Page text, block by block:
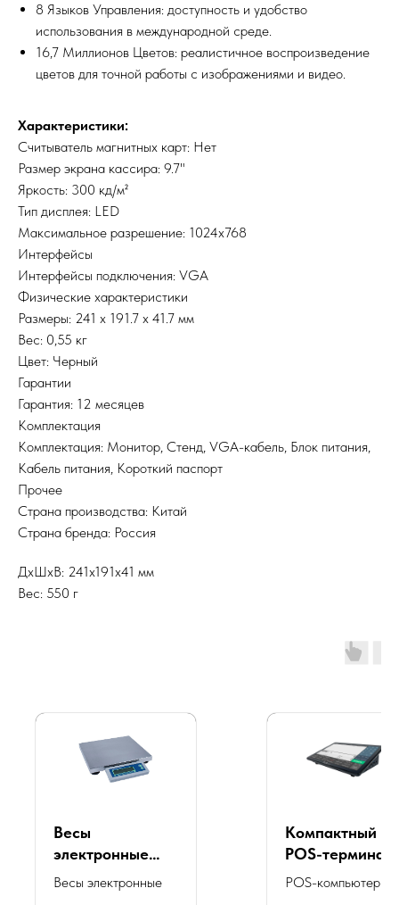
8 Языков Управления: доступность и удобство
использования в международной среде.
16,7 Миллионов Цветов: реалистичное воспроизведение
цветов для точной работы с изображениями и видео.
Характеристики:
Считыватель магнитных карт: Нет
Размер экрана кассира: 9.7"
Яркость: 300 кд/м²
Тип дисплея: LED
Максимальное разрешение: 1024x768
Интерфейсы
Интерфейсы подключения: VGA
Физические характеристики
Размеры: 241 х 191.7 х 41.7 мм
Вес: 0,55 кг
Цвет: Черный
Гарантии
Гарантия: 12 месяцев
Комплектация
Комплектация: Монитор, Стенд, VGA-кабель, Блок питания,
Кабель питания, Короткий паспорт
Прочее
Страна производства: Китай
Страна бренда: Россия
ДxШxВ: 241x191x41 мм
Вес: 550 г
Весы
электронные
POScenter Slim
300 6-1.2 ДП1 Ю
Весы электронные
Компактный
POS-терминал
POScenter Wise
Lite 2V2 (10.1",
POS-компьютер